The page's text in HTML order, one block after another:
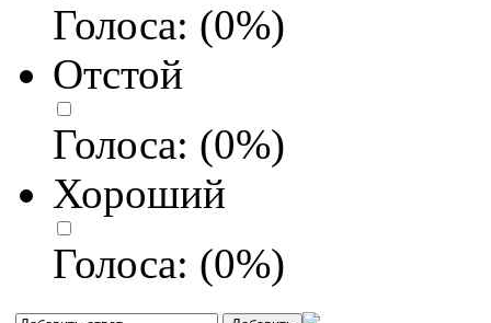
Голоса: (0%)
Отстой
Голоса: (0%)
Хороший
Голоса: (0%)